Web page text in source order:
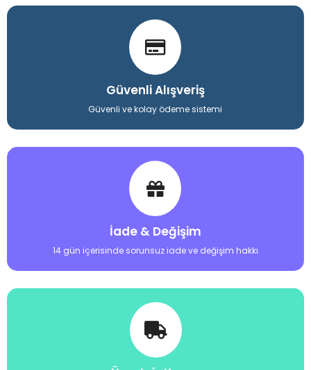
Güvenli Alışveriş
Güvenli ve kolay ödeme sistemi
İade & Değişim
14 gün içerisinde sorunsuz iade ve değişim hakkı